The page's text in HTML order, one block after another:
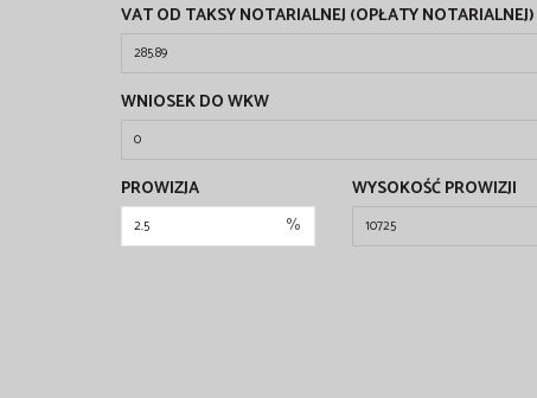
VAT OD TAKSY NOTARIALNEJ (OPŁATY NOTARIALNEJ)
WNIOSEK DO WKW
PROWIZJA
%
WYSOKOŚĆ PROWIZJI